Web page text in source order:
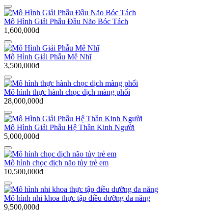
Mô Hình Giải Phẫu Đầu Não Bóc Tách
1,600,000đ
Mô Hình Giải Phẫu Mê Nhĩ
3,500,000đ
Mô hình thực hành chọc dịch màng phổi
28,000,000đ
Mô Hình Giải Phẫu Hệ Thần Kinh Người
5,000,000đ
Mô hình chọc dịch não tủy trẻ em
10,500,000đ
Mô hình nhi khoa thực tập điều dưỡng đa năng
9,500,000đ